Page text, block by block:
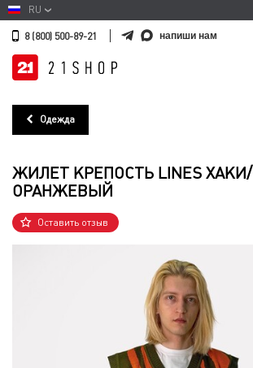
RU
8 (800) 500-89-21 напиши нам
Одежда
ЖИЛЕТ КРЕПОСТЬ LINES ХАКИ/
ОРАНЖЕВЫЙ
Оставить отзыв